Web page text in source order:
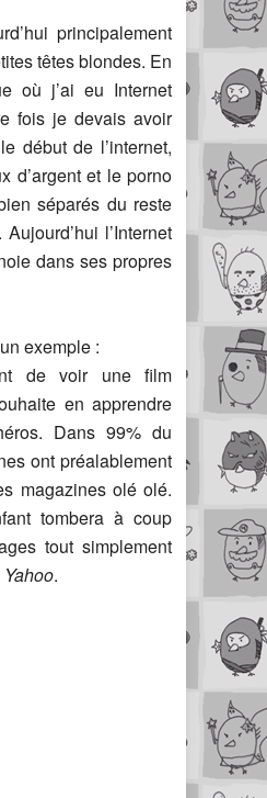
principalement
têtes blondes. En
où j’ai eu Internet
fois je devais avoir
début de l’internet,
d’argent et le porno
séparés du reste
l’Internet
dans ses propres
exemple :
de voir une film
en apprendre
Dans 99% du
ont préalablement
magazines olé olé.
tombera à coup
tout simplement
Yahoo.